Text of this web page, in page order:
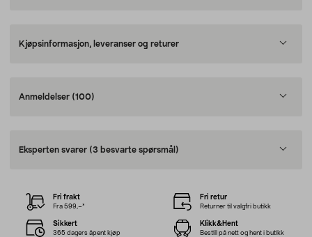
Kjøpsinformasjon, leveranser og returer
Anmeldelser (100)
Eksperten svarer (3 besvarte spørsmål)
Fri frakt
Fra 599,–*
Fri retur
Returner til valgfri butikk
Sikkert
365 dagers åpent kjøp
Klikk&Hent
Bestill på nett og hent i butikk